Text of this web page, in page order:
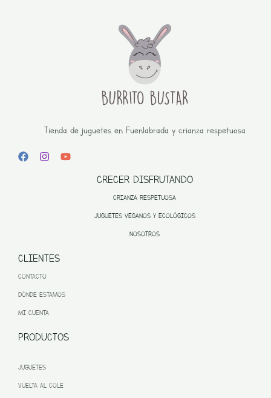
Tienda de juguetes en Fuenlabrada y crianza respetuosa
CRECER DISFRUTANDO
CRIANZA RESPETUOSA
JUGUETES VEGANOS Y ECOLÓGICOS
NOSOTROS
CLIENTES
CONTACTO
DÓNDE ESTAMOS
MI CUENTA
PRODUCTOS
JUGUETES
VUELTA AL COLE